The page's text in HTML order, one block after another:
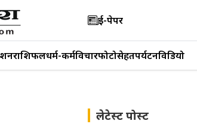
ई-पेपर
राशिफलधर्म-कर्मविचारफोटोसेहतपर्यटनविडियो
लेटेस्ट पोस्ट